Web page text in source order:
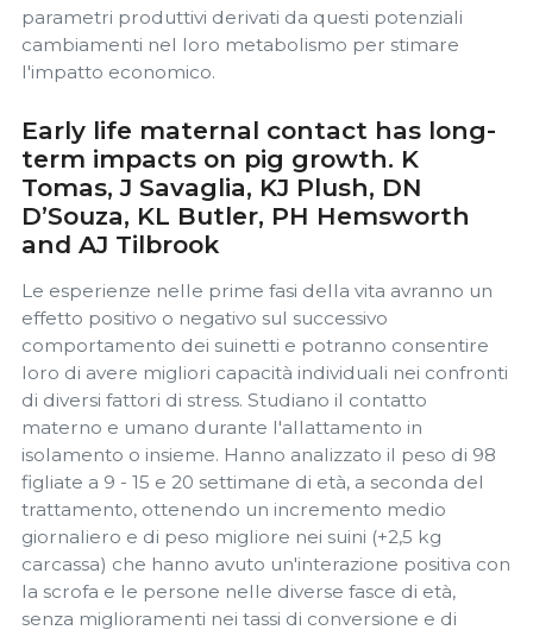
parametri produttivi derivati ​​​​da questi potenziali
cambiamenti nel loro metabolismo per stimare
l'impatto economico.
Early life maternal contact has long-
term impacts on pig growth. K
Tomas, J Savaglia, KJ Plush, DN
D’Souza, KL Butler, PH Hemsworth
and AJ Tilbrook
Le esperienze nelle prime fasi della vita avranno un
effetto positivo o negativo sul successivo
comportamento dei suinetti e potranno consentire
loro di avere migliori capacità individuali nei confronti
di diversi fattori di stress. Studiano il contatto
materno e umano durante l'allattamento in
isolamento o insieme. Hanno analizzato il peso di 98
figliate a 9 - 15 e 20 settimane di età, a seconda del
trattamento, ottenendo un incremento medio
giornaliero e di peso migliore nei suini (+2,5 kg
carcassa) che hanno avuto un'interazione positiva con
la scrofa e le persone nelle diverse fasce di età,
senza miglioramenti nei tassi di conversione e di